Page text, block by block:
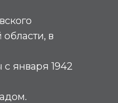
в
января 1942